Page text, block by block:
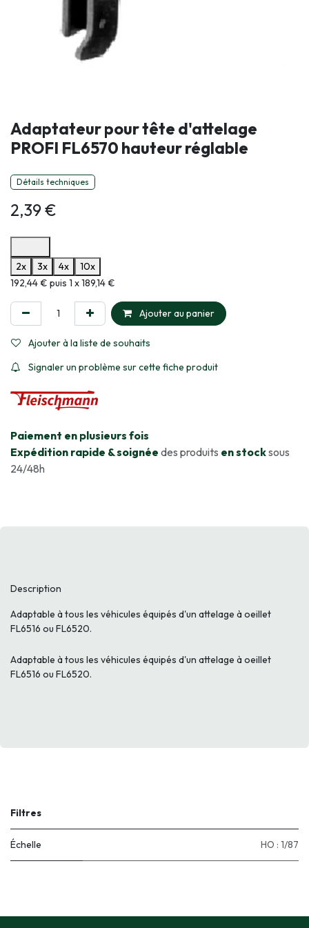
Adaptateur pour tête d'attelage
PROFI FL6570 hauteur réglable
Détails techniques
2,39€
2x
3x 4x
10x
Informations sur le plan de paiement sélectionné
192,44 € puis 1 x 189,14 €
Ajouter au panier
Ajouter à la liste de souhaits
Signaler un problème sur cette fiche produit
​Paiement en plusieurs fois
Expédition rapide & soignée des produits en stocksous
24/48h
Description
Adaptable à tous les véhicules équipés d'un attelage à oeillet
FL6516 ou FL6520.
Adaptable à tous les véhicules équipés d'un attelage à oeillet
FL6516 ou FL6520.
Filtres
Échelle HO : 1/87